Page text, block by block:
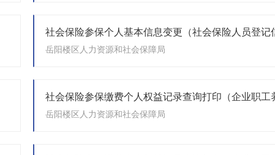
社会保险参保个人基本信息变更（社会保险人员登记
岳阳楼区人力资源和社会保障局
社会保险参保缴费个人权益记录查询打印（企业职工
岳阳楼区人力资源和社会保障局